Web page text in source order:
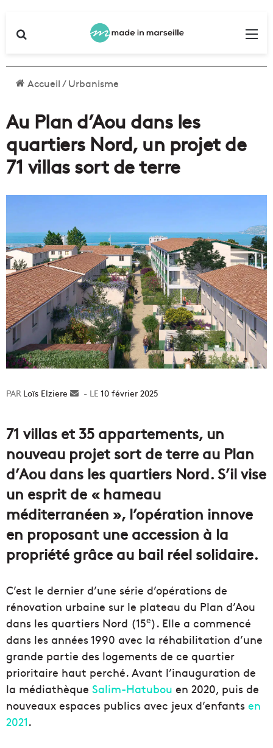
Accueil/Urbanisme
Au Plan d’Aou dans les
quartiers Nord, un projet de
71 villas sort de terre
Loïs Elziere
Envoyer10 février 2025
71 villas et 35 appartements, un
nouveau projet sort de terre au Plan
d’Aou dans les quartiers Nord. S’il vise
un esprit de « hameau
méditerranéen », l’opération innove
en proposant une accession à la
propriété grâce au bail réel solidaire.
C’est le dernier d’une série d’opérations de
rénovation urbaine sur le plateau du Plan d’Aou
dans les quartiers Nord (15e). Elle a commencé
dans les années 1990 avec la réhabilitation d’une
grande partie des logements de ce quartier
prioritaire haut perché. Avant l’inauguration de
la médiathèque Salim-Hatubou en 2020, puis de
nouveaux espaces publics avec jeux d’enfants en
2021.